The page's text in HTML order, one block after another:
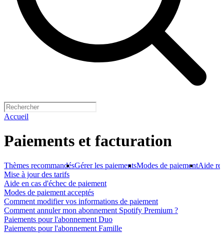
Accueil
Paiements et facturation
Thèmes recommandésGérer les paiementsModes de paiementAide
Mise à jour des tarifs
Aide en cas d'échec de paiement
Modes de paiement acceptés
Comment modifier vos informations de paiement
Comment annuler mon abonnement Spotify Premium ?
Paiements pour l'abonnement Duo
Paiements pour l'abonnement Famille